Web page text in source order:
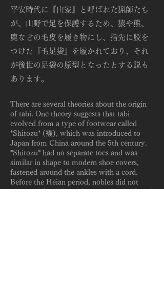
平安時代に『山家』と呼ばれた猟師たち
が、山野で足を保護するため、猿や熊、
鹿などの毛皮を履き物にし、指先に股を
つけた『毛足袋』を履かれており、それ
が後世の足袋の原型となったとする説も
あります。
There are several theories about the origin
of tabi. One theory suggests that tabi
evolved from a type of footwear called
*Shitozu* (襪), which was introduced to
Japan from China around the 5th century.
*Shitozu* had no separate toes and was
similar in shape to modern shoe covers,
fastened around the ankles with a cord.
Before the Heian period, nobles did not